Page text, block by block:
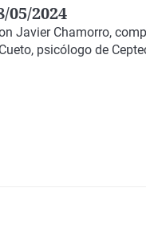
05/2024
Javier Chamorro,
, psicólogo de